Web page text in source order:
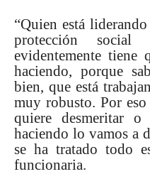
“Quien está
protección
evidentemente tiene
haciendo, porque
bien, que está
muy robusto. Por
quiere desmeritar o
haciendo lo vamos a
se ha tratado todo
funcionaria.